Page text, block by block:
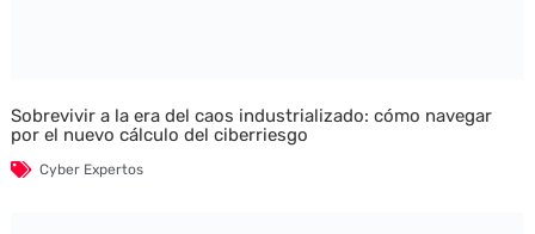
Sobrevivir a la era del caos industrializado: cómo navegar
por el nuevo cálculo del ciberriesgo
Cyber Expertos